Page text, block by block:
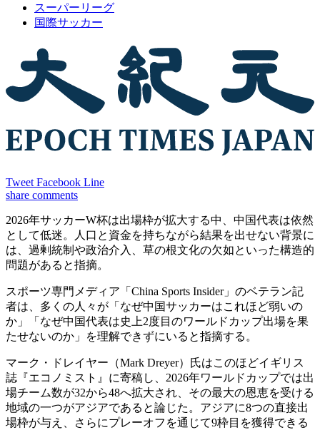
スーパーリーグ
国際サッカー
Tweet Facebook Line
share comments
2026年サッカーW杯は出場枠が拡大する中、中国代表は依然
として低迷。人口と資金を持ちながら結果を出せない背景に
は、過剰統制や政治介入、草の根文化の欠如といった構造的
問題があると指摘。
スポーツ専門メディア「China Sports Insider」のベテラン記
者は、多くの人々が「なぜ中国サッカーはこれほど弱いの
か」「なぜ中国代表は史上2度目のワールドカップ出場を果
たせないのか」を理解できずにいると指摘する。
マーク・ドレイヤー（Mark Dreyer）氏はこのほどイギリス
誌『エコノミスト』に寄稿し、2026年ワールドカップでは出
場チーム数が32から48へ拡大され、その最大の恩恵を受ける
地域の一つがアジアであると論じた。アジアに8つの直接出
場枠が与え、さらにプレーオフを通じて9枠目を獲得できる